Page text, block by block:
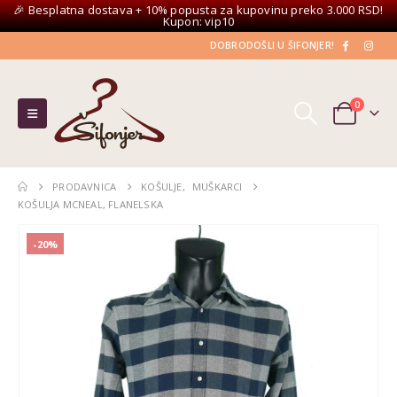
🎉 Besplatna dostava + 10% popusta za kupovinu preko 3.000 RSD!
Kupon: vip10
DOBRODOŠLI U ŠIFONJER!
0
PRODAVNICA KOŠULJE,
MUŠKARCI
KOŠULJA MCNEAL, FLANELSKA
-20%